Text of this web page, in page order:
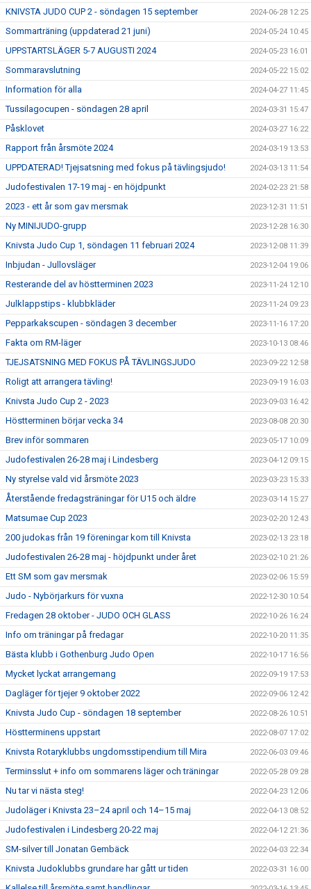
KNIVSTA JUDO CUP 2 - söndagen 15 september 2024-06-28 12:25
Sommarträning (uppdaterad 21 juni) 2024-05-24 10:45
UPPSTARTSLÄGER 5-7 AUGUSTI 2024 2024-05-23 16:01
Sommaravslutning 2024-05-22 15:02
Information för alla 2024-04-27 11:45
Tussilagocupen - söndagen 28 april 2024-03-31 15:47
Påsklovet 2024-03-27 16:22
Rapport från årsmöte 2024 2024-03-19 13:53
UPPDATERAD! Tjejsatsning med fokus på tävlingsjudo! 2024-03-13 11:54
Judofestivalen 17-19 maj - en höjdpunkt 2024-02-23 21:58
2023 - ett år som gav mersmak 2023-12-31 11:51
Ny MINIJUDO-grupp 2023-12-28 16:30
Knivsta Judo Cup 1, söndagen 11 februari 2024 2023-12-08 11:39
Inbjudan - Jullovsläger 2023-12-04 19:06
Resterande del av höstterminen 2023 2023-11-24 12:10
Julklappstips - klubbkläder 2023-11-24 09:23
Pepparkakscupen - söndagen 3 december 2023-11-16 17:20
Fakta om RM-läger 2023-10-13 08:46
TJEJSATSNING MED FOKUS PÅ TÄVLINGSJUDO 2023-09-22 12:58
Roligt att arrangera tävling! 2023-09-19 16:03
Knivsta Judo Cup 2 - 2023 2023-09-03 16:42
Höstterminen börjar vecka 34 2023-08-08 20:30
Brev inför sommaren 2023-05-17 10:09
Judofestivalen 26-28 maj i Lindesberg 2023-04-12 09:15
Ny styrelse vald vid årsmöte 2023 2023-03-23 15:33
Återstående fredagsträningar för U15 och äldre 2023-03-14 15:27
Matsumae Cup 2023 2023-02-20 12:43
200 judokas från 19 föreningar kom till Knivsta 2023-02-13 23:18
Judofestivalen 26-28 maj - höjdpunkt under året 2023-02-10 21:26
Ett SM som gav mersmak 2023-02-06 15:59
Judo - Nybörjarkurs för vuxna 2022-12-30 10:54
Fredagen 28 oktober - JUDO OCH GLASS 2022-10-26 16:24
Info om träningar på fredagar 2022-10-20 11:35
Bästa klubb i Gothenburg Judo Open 2022-10-17 16:56
Mycket lyckat arrangemang 2022-09-19 17:53
Dagläger för tjejer 9 oktober 2022 2022-09-06 12:42
Knivsta Judo Cup - söndagen 18 september 2022-08-26 10:51
Höstterminens uppstart 2022-08-07 17:02
Knivsta Rotaryklubbs ungdomsstipendium till Mira 2022-06-03 09:46
Terminsslut + info om sommarens läger och träningar 2022-05-28 09:28
Nu tar vi nästa steg! 2022-04-23 12:06
Judoläger i Knivsta 23–24 april och 14–15 maj 2022-04-13 08:52
Judofestivalen i Lindesberg 20-22 maj 2022-04-12 21:36
SM-silver till Jonatan Gembäck 2022-04-03 22:34
Knivsta Judoklubbs grundare har gått ur tiden 2022-03-31 16:00